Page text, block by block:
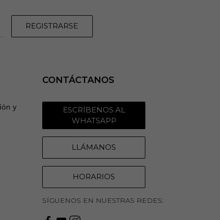
REGISTRARSE
y
CONTÁCTANOS
ESCRÍBENOS AL
WHATSAPP
LLÁMANOS
HORARIOS
SÍGUENOS EN NUESTRAS REDES: